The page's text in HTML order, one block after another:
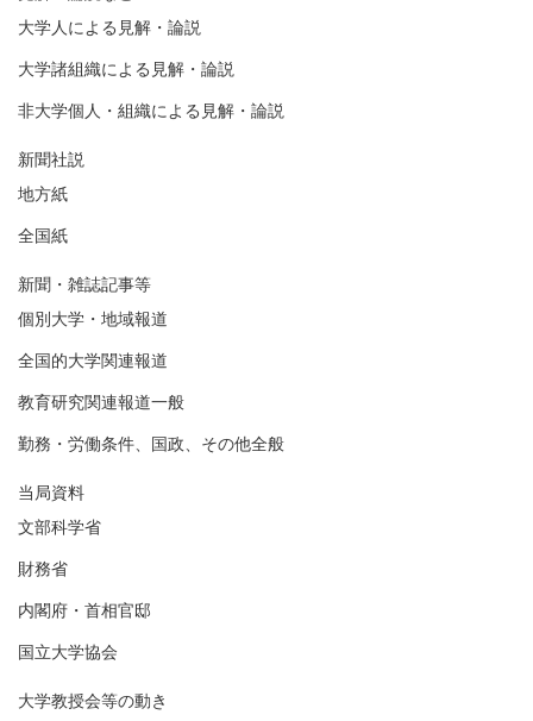
大学人による見解・論説
大学諸組織による見解・論説
非大学個人・組織による見解・論説
新聞社説
地方紙
全国紙
新聞・雑誌記事等
個別大学・地域報道
全国的大学関連報道
教育研究関連報道一般
勤務・労働条件、国政、その他全般
当局資料
文部科学省
財務省
内閣府・首相官邸
国立大学協会
大学教授会等の動き